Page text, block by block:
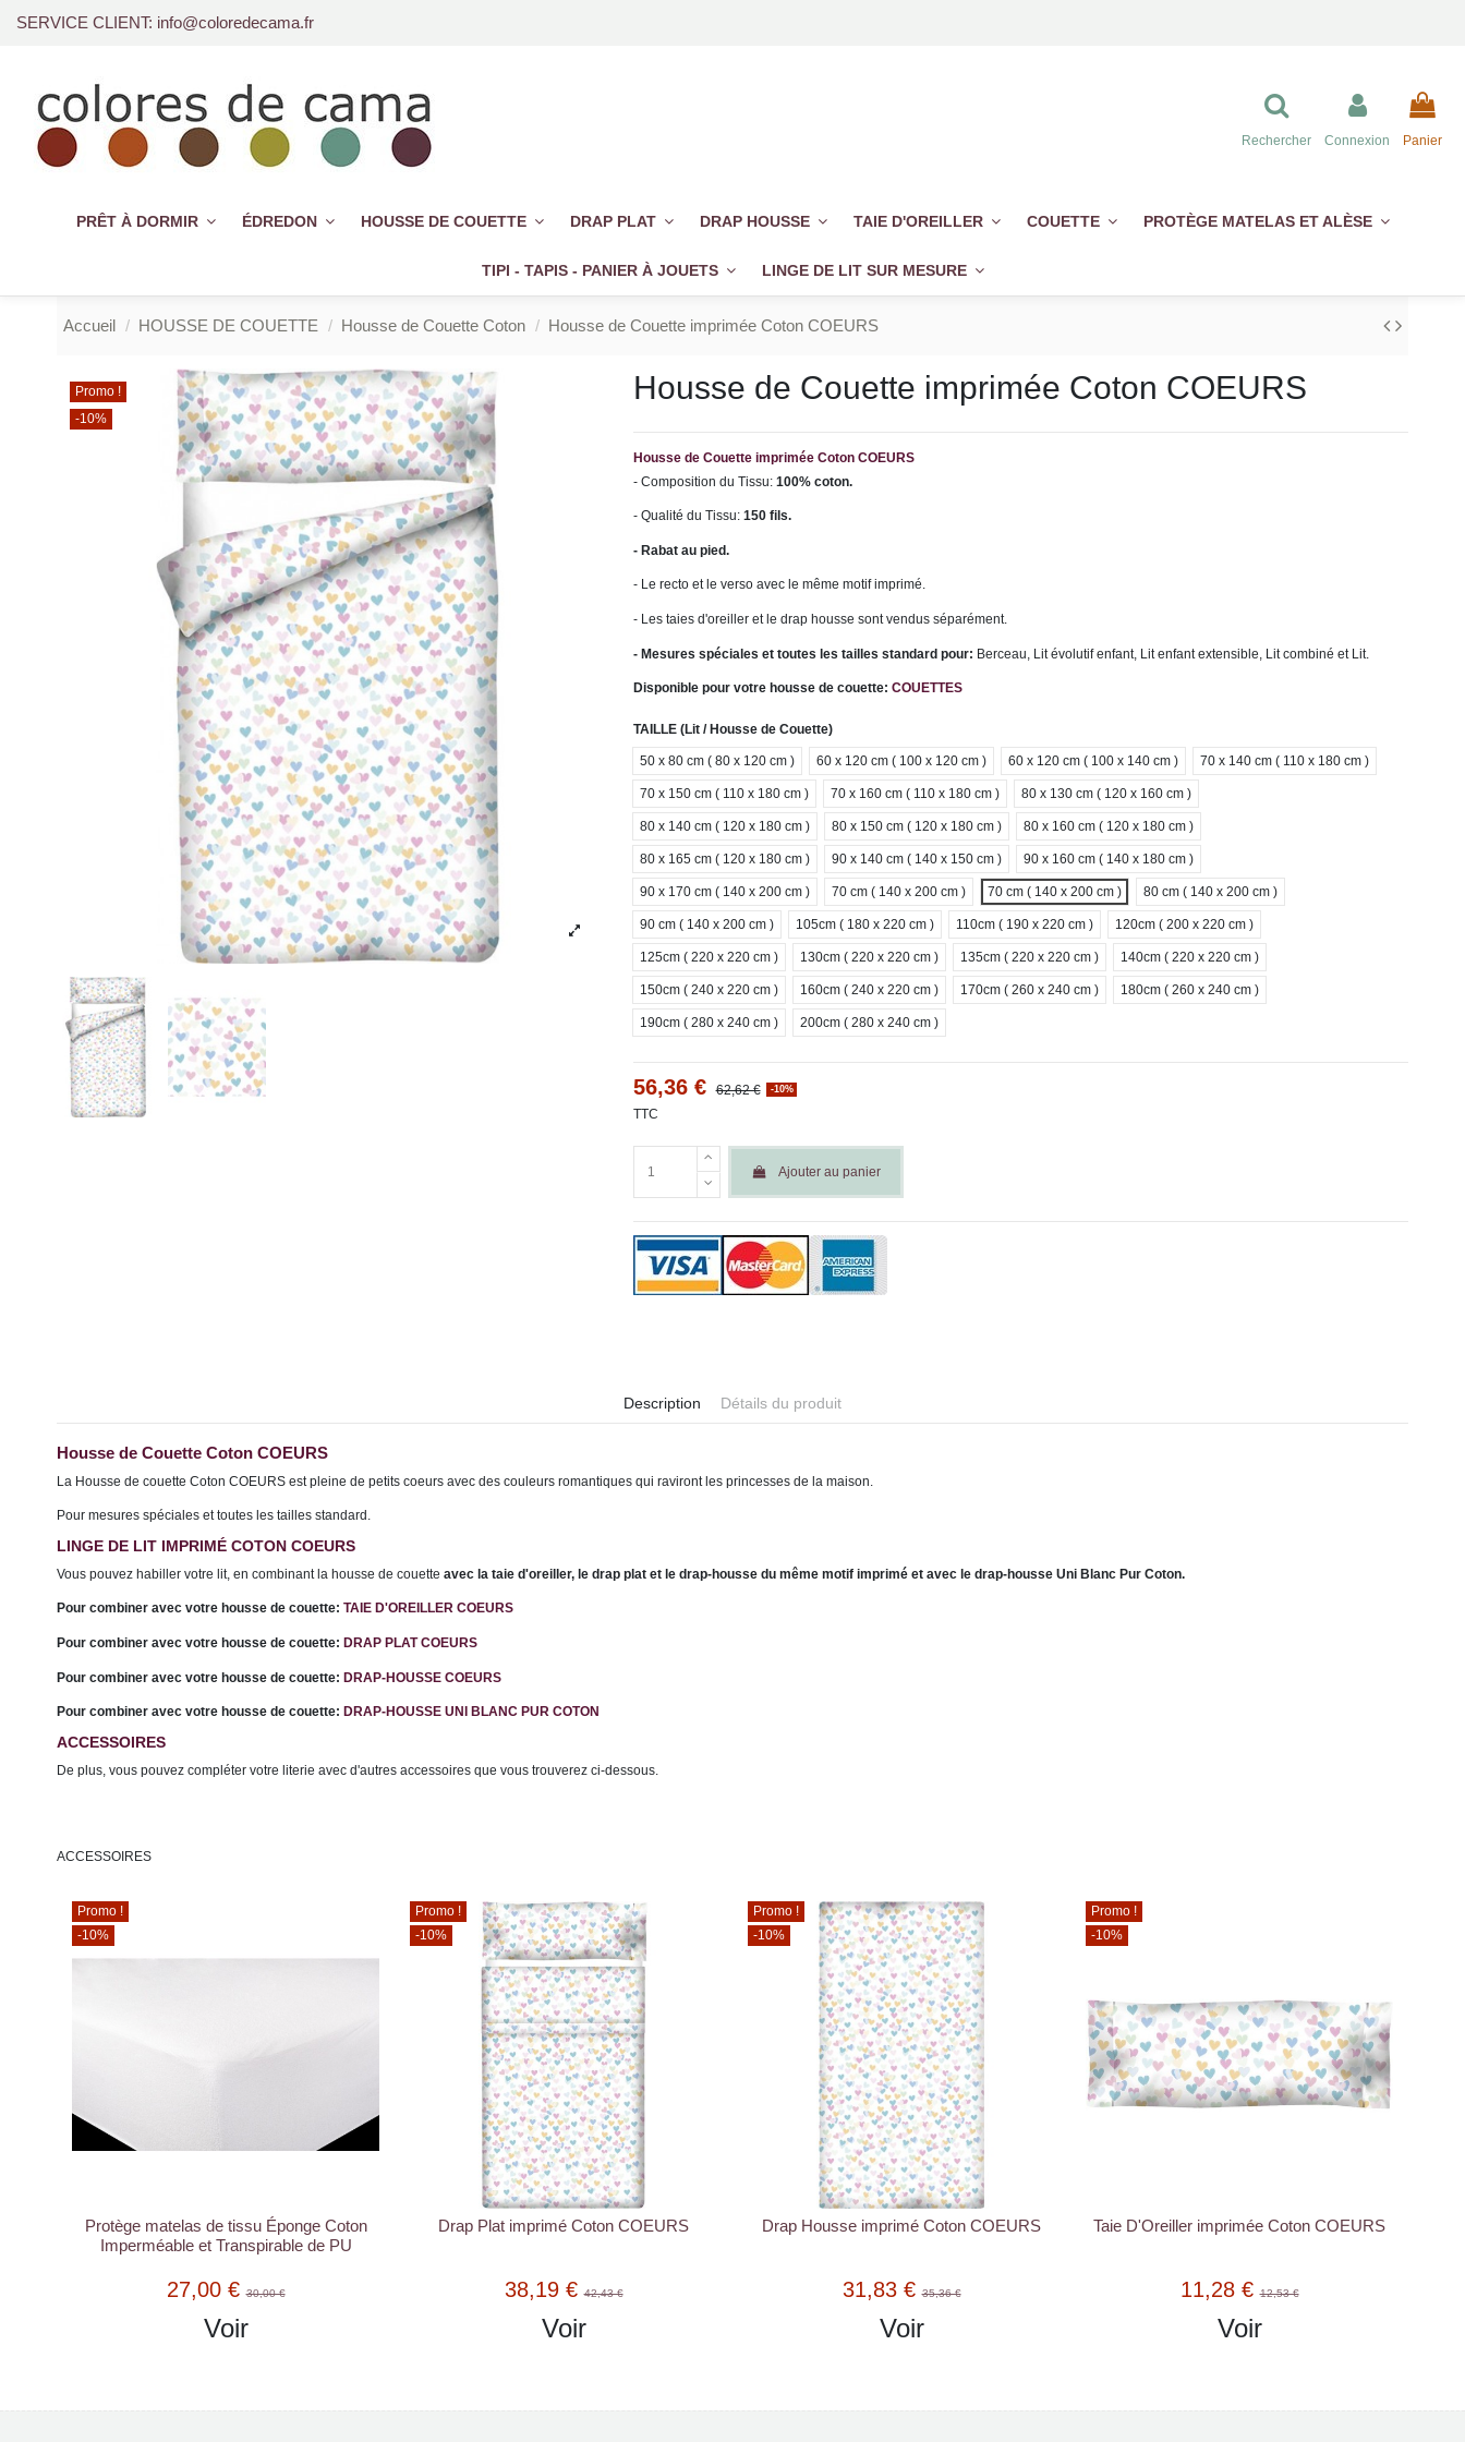
SERVICE CLIENT: info@coloredecama.fr
Rechercher Connexion Panier
PRÊT À DORMIR ÉDREDON HOUSSE DE COUETTE DRAP PLAT DRAP HOUSSE TAIE D'OREILLER COUETTE PROTÈGE MATELAS ET ALÈSE
TIPI - TAPIS - PANIER À JOUETS LINGE DE LIT SUR MESURE
Accueil HOUSSE DE COUETTE Housse de Couette Coton Housse de Couette imprimée Coton COEURS
Promo !
-10%
Housse de Couette imprimée Coton COEURS
Housse de Couette imprimée Coton COEURS
- Composition du Tissu:100% coton.
- Qualité du Tissu: 150 fils.
- Rabat au pied.
- Le recto et le verso avec le même motif imprimé.
- Les taies d'oreiller et le drap housse sont vendus séparément.
- Mesures spéciales et toutes les tailles standard pour: Berceau, Lit évolutif enfant, Lit enfant extensible, Lit combiné et Lit.
Disponible pour votre housse de couette:COUETTES
TAILLE (Lit / Housse de Couette)
50 x 80 cm ( 80 x 120 cm ) 60 x 120 cm ( 100 x 120 cm ) 60 x 120 cm ( 100 x 140 cm ) 70 x 140 cm ( 110 x 180 cm )
70 x 150 cm ( 110 x 180 cm ) 70 x 160 cm ( 110 x 180 cm ) 80 x 130 cm ( 120 x 160 cm )
80 x 140 cm ( 120 x 180 cm ) 80 x 150 cm ( 120 x 180 cm ) 80 x 160 cm ( 120 x 180 cm )
80 x 165 cm ( 120 x 180 cm ) 90 x 140 cm ( 140 x 150 cm ) 90 x 160 cm ( 140 x 180 cm )
90 x 170 cm ( 140 x 200 cm ) 70 cm ( 140 x 200 cm ) 70 cm ( 140 x 200 cm ) 80 cm ( 140 x 200 cm )
90 cm ( 140 x 200 cm ) 105cm ( 180 x 220 cm ) 110cm ( 190 x 220 cm ) 120cm ( 200 x 220 cm )
125cm ( 220 x 220 cm ) 130cm ( 220 x 220 cm ) 135cm ( 220 x 220 cm ) 140cm ( 220 x 220 cm )
150cm ( 240 x 220 cm ) 160cm ( 240 x 220 cm ) 170cm ( 260 x 240 cm ) 180cm ( 260 x 240 cm )
190cm ( 280 x 240 cm ) 200cm ( 280 x 240 cm )
56,36 € 62,62 € -10%
TTC
Ajouter au panier
Description Détails du produit
Housse de Couette Coton COEURS
La Housse de couette Coton COEURS est pleine de petits coeurs avec des couleurs romantiques qui raviront les princesses de la maison.
Pour mesures spéciales et toutes les tailles standard.
LINGE DE LIT IMPRIMÉ COTON COEURS
Vous pouvez habiller votre lit, en combinant la housse de couette avec la taie d'oreiller, le drap plat et le drap-housse du même motif imprimé et avec le drap-housse Uni Blanc Pur Coton.
Pour combiner avec votre housse de couette: TAIE D'OREILLER COEURS
Pour combiner avec votre housse de couette: DRAP PLAT COEURS
Pour combiner avec votre housse de couette: DRAP-HOUSSE COEURS
Pour combiner avec votre housse de couette: DRAP-HOUSSE UNI BLANC PUR COTON
ACCESSOIRES
De plus, vous pouvez compléter votre literie avec d'autres accessoires que vous trouverez ci-dessous.
ACCESSOIRES
Promo !
-10%
Protège matelas de tissu Éponge Coton
Imperméable et Transpirable de PU
27,00 €30,00 €
Voir
Promo !
-10%
Drap Plat imprimé Coton COEURS
38,19 €42,43 €
Voir
Promo !
-10%
Drap Housse imprimé Coton COEURS
31,83 €35,36 €
Voir
Promo !
-10%
Taie D'Oreiller imprimée Coton COEURS
11,28 €12,53 €
Voir